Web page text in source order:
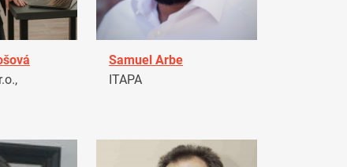
Samuel Arbe
ITAPA